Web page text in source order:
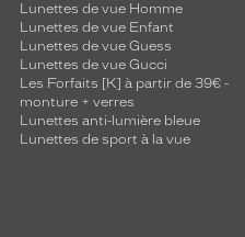
Lunettes de vue Homme
Lunettes de vue Enfant
Lunettes de vue Guess
Lunettes de vue Gucci
Les Forfaits [K] à partir de 39€ -
monture + verres
Lunettes anti-lumière bleue
Lunettes de sport à la vue